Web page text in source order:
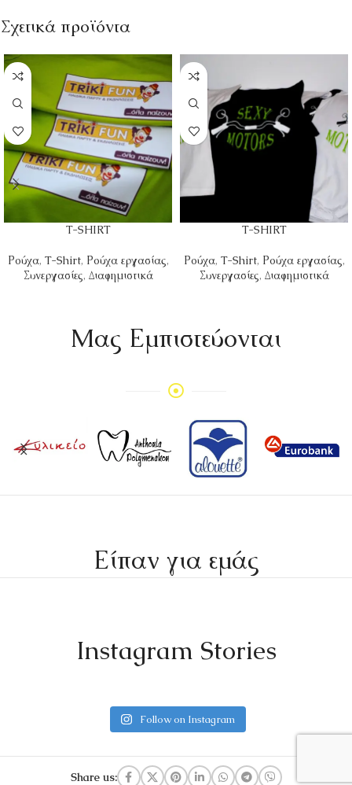
Σχετικά προϊόντα
T-SHIRT
Ρούχα, T-Shirt, Ρούχα εργασίας,
Συνεργασίες, Διαφημιστικά
T-SHIRT
Ρούχα, T-Shirt, Ρούχα εργασίας,
Συνεργασίες, Διαφημιστικά
Mας Εμπιστεύονται
Είπαν για εμάς
Instagram Stories
Follow on Instagram
Share us: